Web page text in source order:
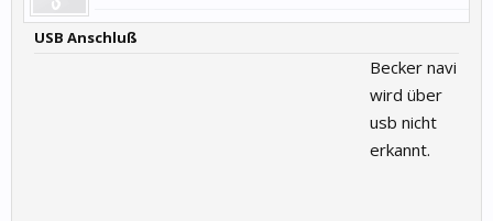
USB Anschluß
Becker navi
wird über
usb nicht
erkannt.